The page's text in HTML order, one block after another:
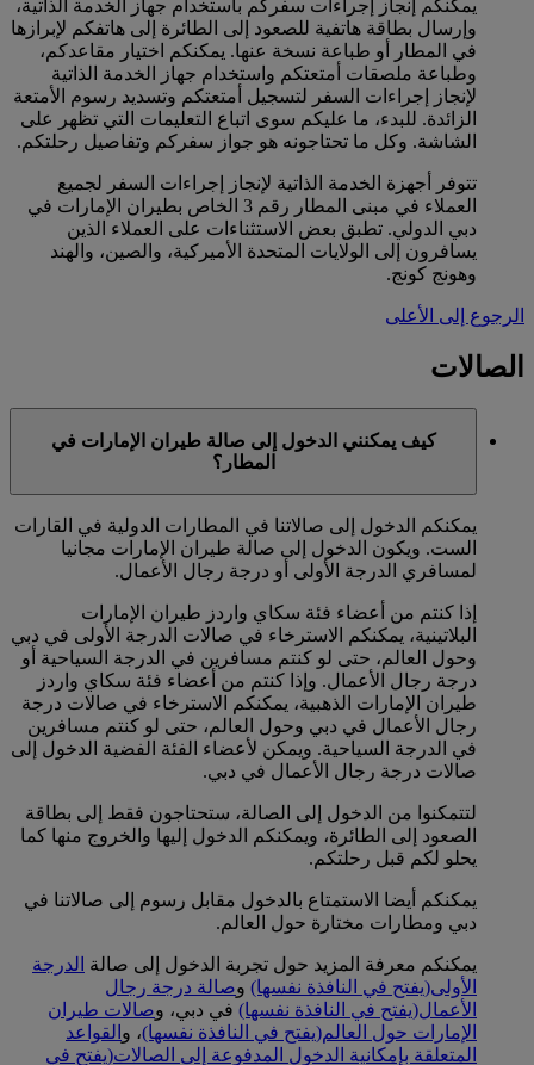
يمكنكم إنجاز إجراءات سفركم باستخدام جهاز الخدمة الذاتية،
وإرسال بطاقة هاتفية للصعود إلى الطائرة إلى هاتفكم لإبرازها
في المطار أو طباعة نسخة عنها. يمكنكم اختيار مقاعدكم،
وطباعة ملصقات أمتعتكم واستخدام جهاز الخدمة الذاتية
لإنجاز إجراءات السفر لتسجيل أمتعتكم وتسديد رسوم الأمتعة
الزائدة. للبدء، ما عليكم سوى اتباع التعليمات التي تظهر على
الشاشة. وكل ما تحتاجونه هو جواز سفركم وتفاصيل رحلتكم.
تتوفر أجهزة الخدمة الذاتية لإنجاز إجراءات السفر لجميع
العملاء في مبنى المطار رقم 3 الخاص بطيران الإمارات في
دبي الدولي. تطبق بعض الاستثناءات على العملاء الذين
يسافرون إلى الولايات المتحدة الأميركية، والصين، والهند
وهونج كونج.
الرجوع إلى الأعلى
الصالات
كيف يمكنني الدخول إلى صالة طيران الإمارات في
المطار؟
يمكنكم الدخول إلى صالاتنا في المطارات الدولية في القارات
الست. ويكون الدخول إلى صالة طيران الإمارات مجانيا
لمسافري الدرجة الأولى أو درجة رجال الأعمال.
إذا كنتم من أعضاء فئة سكاي واردز طيران الإمارات
البلاتينية، يمكنكم الاسترخاء في صالات الدرجة الأولى في دبي
وحول العالم، حتى لو كنتم مسافرين في الدرجة السياحية أو
درجة رجال الأعمال. وإذا كنتم من أعضاء فئة سكاي واردز
طيران الإمارات الذهبية، يمكنكم الاسترخاء في صالات درجة
رجال الأعمال في دبي وحول العالم، حتى لو كنتم مسافرين
في الدرجة السياحية. ويمكن لأعضاء الفئة الفضية الدخول إلى
صالات درجة رجال الأعمال في دبي.
لتتمكنوا من الدخول إلى الصالة، ستحتاجون فقط إلى بطاقة
الصعود إلى الطائرة، ويمكنكم الدخول إليها والخروج منها كما
يحلو لكم قبل رحلتكم.
يمكنكم أيضا الاستمتاع بالدخول مقابل رسوم إلى صالاتنا في
دبي ومطارات مختارة حول العالم.
يمكنكم معرفة المزيد حول تجربة الدخول إلى صالة الدرجة
الأولى(يفتح في النافذة نفسها) وصالة درجة رجال
الأعمال(يفتح في النافذة نفسها) في دبي، وصالات طيران
الإمارات حول العالم(يفتح في النافذة نفسها)، و القواعد
المتعلقة بإمكانية الدخول المدفوعة إلى الصالات(يفتح في